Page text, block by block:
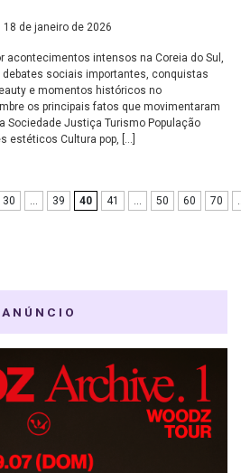
18 de janeiro de 2026
acontecimentos intensos na Coreia do Sul,
sociais importantes, conquistas
e momentos históricos no
os principais fatos que movimentaram
Sociedade Justiça Turismo População
estéticos Cultura pop, […]
30 ... 39 40 41 ... 50 60 70
ANÚNCIO